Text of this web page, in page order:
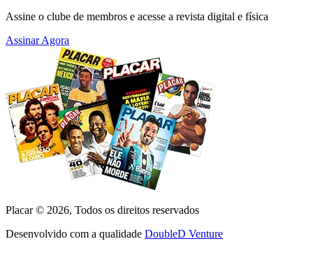
Assine o clube de membros e acesse a revista digital e física
Assinar Agora
Placar © 2026, Todos os direitos reservados
Desenvolvido com a qualidade DoubleD Venture